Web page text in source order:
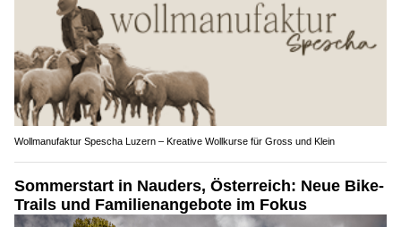
Wollmanufaktur Spescha Luzern – Kreative Wollkurse für Gross und Klein
Sommerstart in Nauders, Österreich: Neue Bike-
Trails und Familienangebote im Fokus